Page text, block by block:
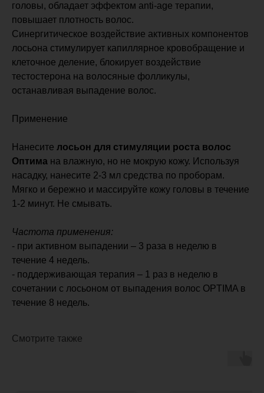
головы, обладает эффектом anti-age терапии,
повышает плотность волос.
Синергитическое воздействие активных компонентов
лосьона стимулирует капиллярное кровобращение и
клеточное деление, блокирует воздействие
тестостерона на волосяные фолликулы,
останавливая выпадение волос.
Применение
Нанесите лосьон для стимуляции роста волос
Оптима на влажную, но не мокрую кожу. Используя
насадку, нанесите 2-3 мл средства по проборам.
Мягко и бережно и массируйте кожу головы в течение
1-2 минут. Не смывать.
Частота применения:
- при активном выпадении – 3 раза в неделю в
течение 4 недель.
- поддерживающая терапия – 1 раз в неделю в
сочетании с лосьоном от выпадения волос OPTIMA в
течение 8 недель.
Смотрите также